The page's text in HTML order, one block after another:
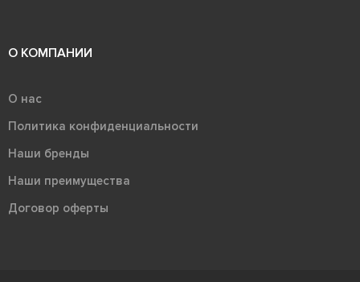
О КОМПАНИИ
О нас
Политика конфиденциальности
Наши бренды
Наши преимущества
Договор оферты